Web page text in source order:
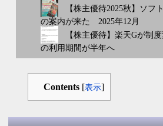
【株主優待2025秋】ソフ
の案内が来た 2025年12月
【株主優待】楽天Gが制
の利用期間が半年へ
Contents [表示]